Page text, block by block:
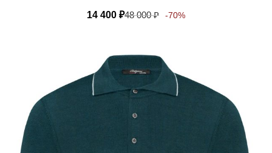
14 400 ₽48 000₽ -70%